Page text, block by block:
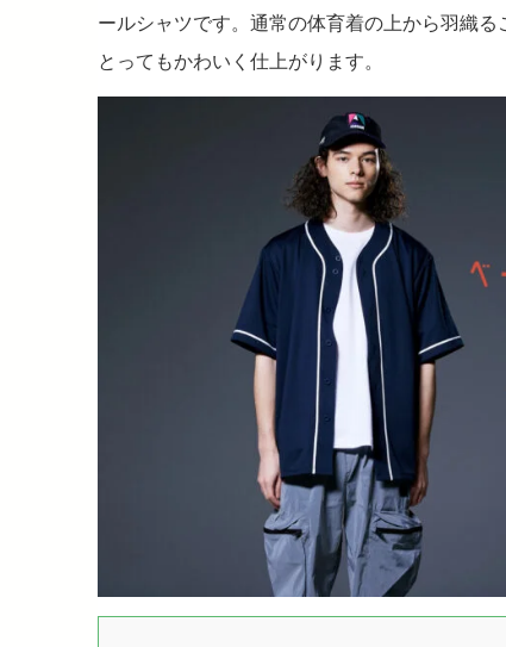
ールシャツです。通常の体育着の上から羽織
とってもかわいく仕上がります。